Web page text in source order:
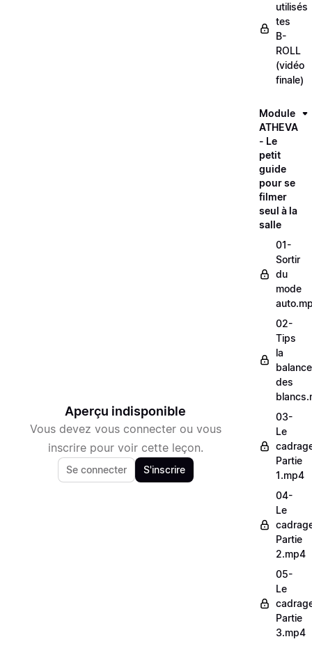
Aperçu indisponible
Vous devez vous connecter ou vous
inscrire pour voir cette leçon.
Se connecter S'inscrire
utilisés
tes
B-
ROLL
(vidéo
finale)
Module
ATHEVA
- Le
petit
guide
pour se
filmer
seul à la
salle
01-
Sortir
du
mode
02-
Tips
la
balance
des
03-
Le
Partie
1.mp4
04-
Le
Partie
2.mp4
05-
Le
Partie
3.mp4